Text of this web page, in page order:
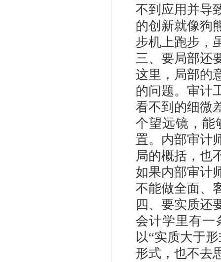
不到应用并导
的创新就像狗
步机上跑步，
三、要局部还
这里，局部的
的问题。审计
看不到的细微
个望远镜，能
置。内部审计
局的概括，也
如果内部审计
不能做全面、
四、要实质还
会计学里有一
以“实质大于
形式，也不去